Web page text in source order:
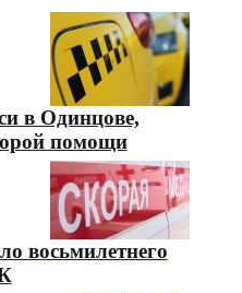
в Одинцове,
помощи
восьмилетнего